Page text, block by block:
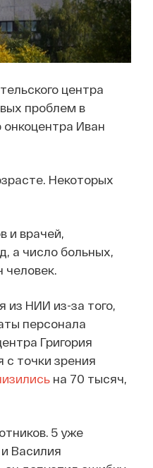
центра
проблем в
онкоцентра Иван
Некоторых
и врачей,
а число больных,
человек.
из НИИ из-за того,
персонала
Григория
точки зрения
на 70 тысяч,
5 уже
Василия